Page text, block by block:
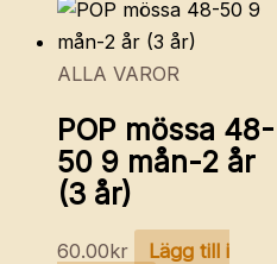
ALLA VAROR
POP mössa 48-
50 9 mån-2 år
(3 år)
60.00kr
Lägg till i